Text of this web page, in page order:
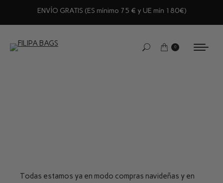
ENVÍO GRATIS (ES mínimo 75 € y UE mín 180€)
0
Todas estamos ya en modo compras navideñas y en